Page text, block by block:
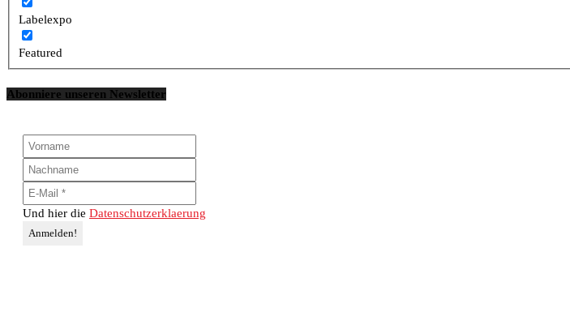
Labelexpo
Featured
Abonniere unseren Newsletter
Und hier die Datenschutzerklaerung